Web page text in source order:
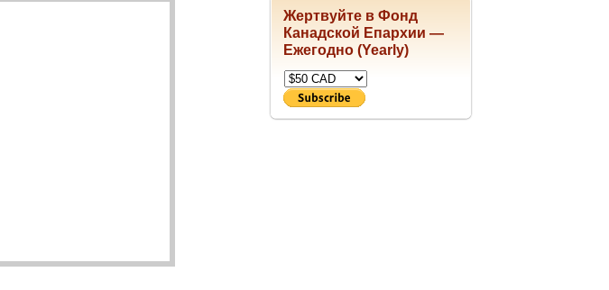
Жертвуйте в Фонд
Канадской Епархии —
Ежегодно (Yearly)